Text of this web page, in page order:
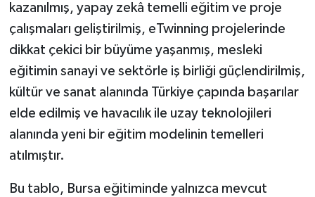
kazanılmış, yapay zekâ temelli eğitim ve proje
çalışmaları geliştirilmiş, eTwinning projelerinde
dikkat çekici bir büyüme yaşanmış, mesleki
eğitimin sanayi ve sektörle iş birliği güçlendirilmiş,
kültür ve sanat alanında Türkiye çapında başarılar
elde edilmiş ve havacılık ile uzay teknolojileri
alanında yeni bir eğitim modelinin temelleri
atılmıştır.
Bu tablo, Bursa eğitiminde yalnızca mevcut